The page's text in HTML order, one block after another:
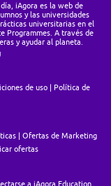
iAgora es la web de
y las universidades
universitarias en el
Programmes. A través de
y ayudar al planeta.
de uso
Política de
Ofertas de Marketing
ofertas
a iAgora Education